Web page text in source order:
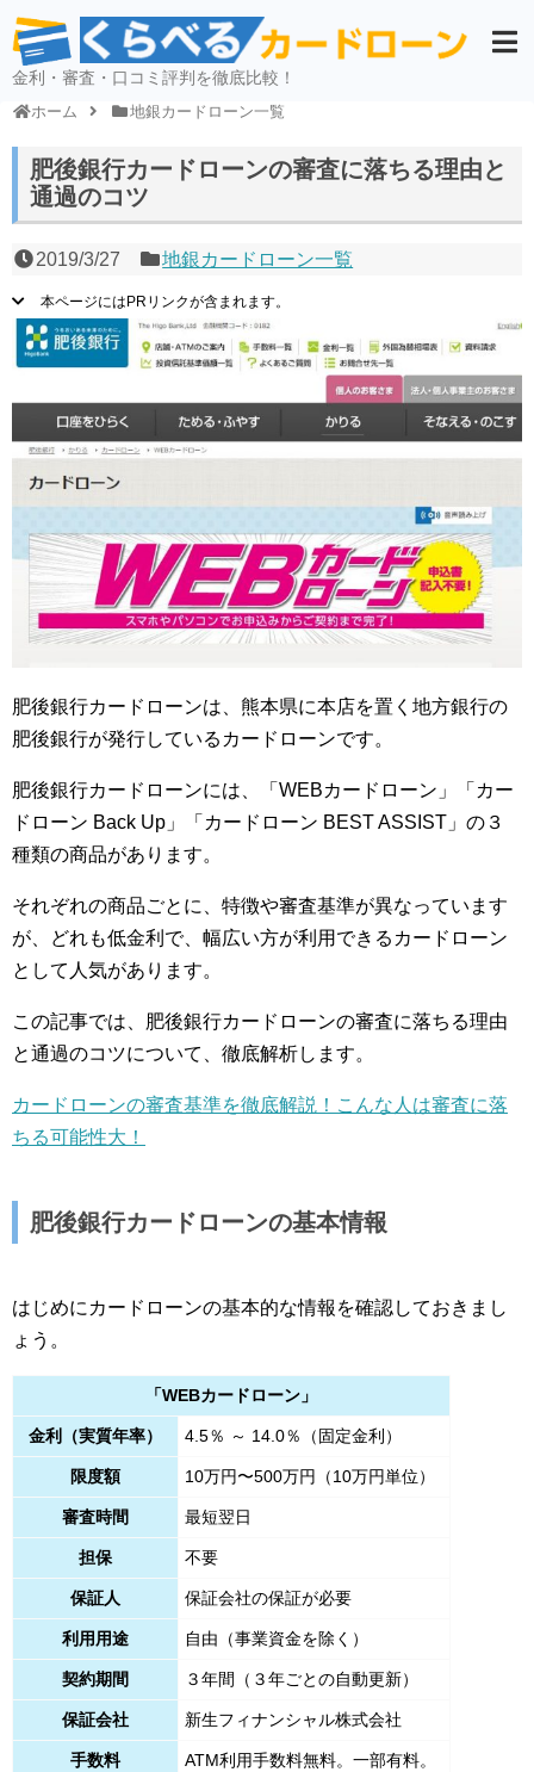
金利・審査・口コミ評判を徹底比較！
ホーム 地銀カードローン一覧
肥後銀行カードローンの審査に落ちる理由と
通過のコツ
2019/3/27 地銀カードローン一覧
本ページにはPRリンクが含まれます。
肥後銀行カードローンは、熊本県に本店を置く地方銀行の
肥後銀行が発行しているカードローンです。
肥後銀行カードローンには、「WEBカードローン」「カー
ドローン Back Up」「カードローン BEST ASSIST」の３
種類の商品があります。
それぞれの商品ごとに、特徴や審査基準が異なっています
が、どれも低金利で、幅広い方が利用できるカードローン
として人気があります。
この記事では、肥後銀行カードローンの審査に落ちる理由
と通過のコツについて、徹底解析します。
カードローンの審査基準を徹底解説！こんな人は審査に落
ちる可能性大！
肥後銀行カードローンの基本情報
はじめにカードローンの基本的な情報を確認しておきまし
ょう。
「WEBカードローン」
金利（実質年率） 4.5％ ～ 14.0％（固定金利）
限度額 10万円〜500万円（10万円単位）
審査時間 最短翌日
担保 不要
保証人 保証会社の保証が必要
利用用途 自由（事業資金を除く）
契約期間 ３年間（３年ごとの自動更新）
保証会社 新生フィナンシャル株式会社
手数料 ATM利用手数料無料。一部有料。